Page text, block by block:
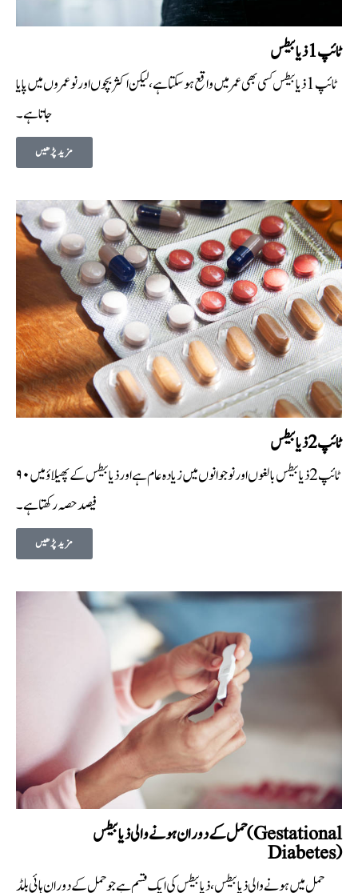
ٹائپ 1 ذیابیطس
ٹائپ 1 ذیابیطس کسی بھی عمر میں واقع ہو سکتا ہے ، لیکن اکثر بچوں اور نوعمروں میں پایا
جاتا ہے۔
مزید پڑھیں
ٹائپ 2 ذیابیطس
ٹائپ 2 ذیابیطس بالغوں اور نوجوانوں میں زیادہ عام ہے اور ذیابیطس کے پھیلا ؤ میں ۹۰
فیصد حصہ رکھتا ہے۔
مزید پڑھیں
حمل کے دوران ہونے والی ذیابیطس (Gestational
Diabetes)
حمل میں ہونے والی ذیابیطس، ذیابیطس کی ایک قسم ہے جو حمل کے دوران ہائی بلڈ